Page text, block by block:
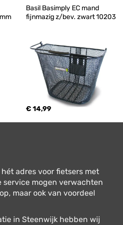
Basil Basimply EC mand
fijnmazig z/bev. zwart 10203
€ 14,99
adres voor fietsers met
service mogen verwachten
maar ook van voordeel
in Steenwijk hebben wij